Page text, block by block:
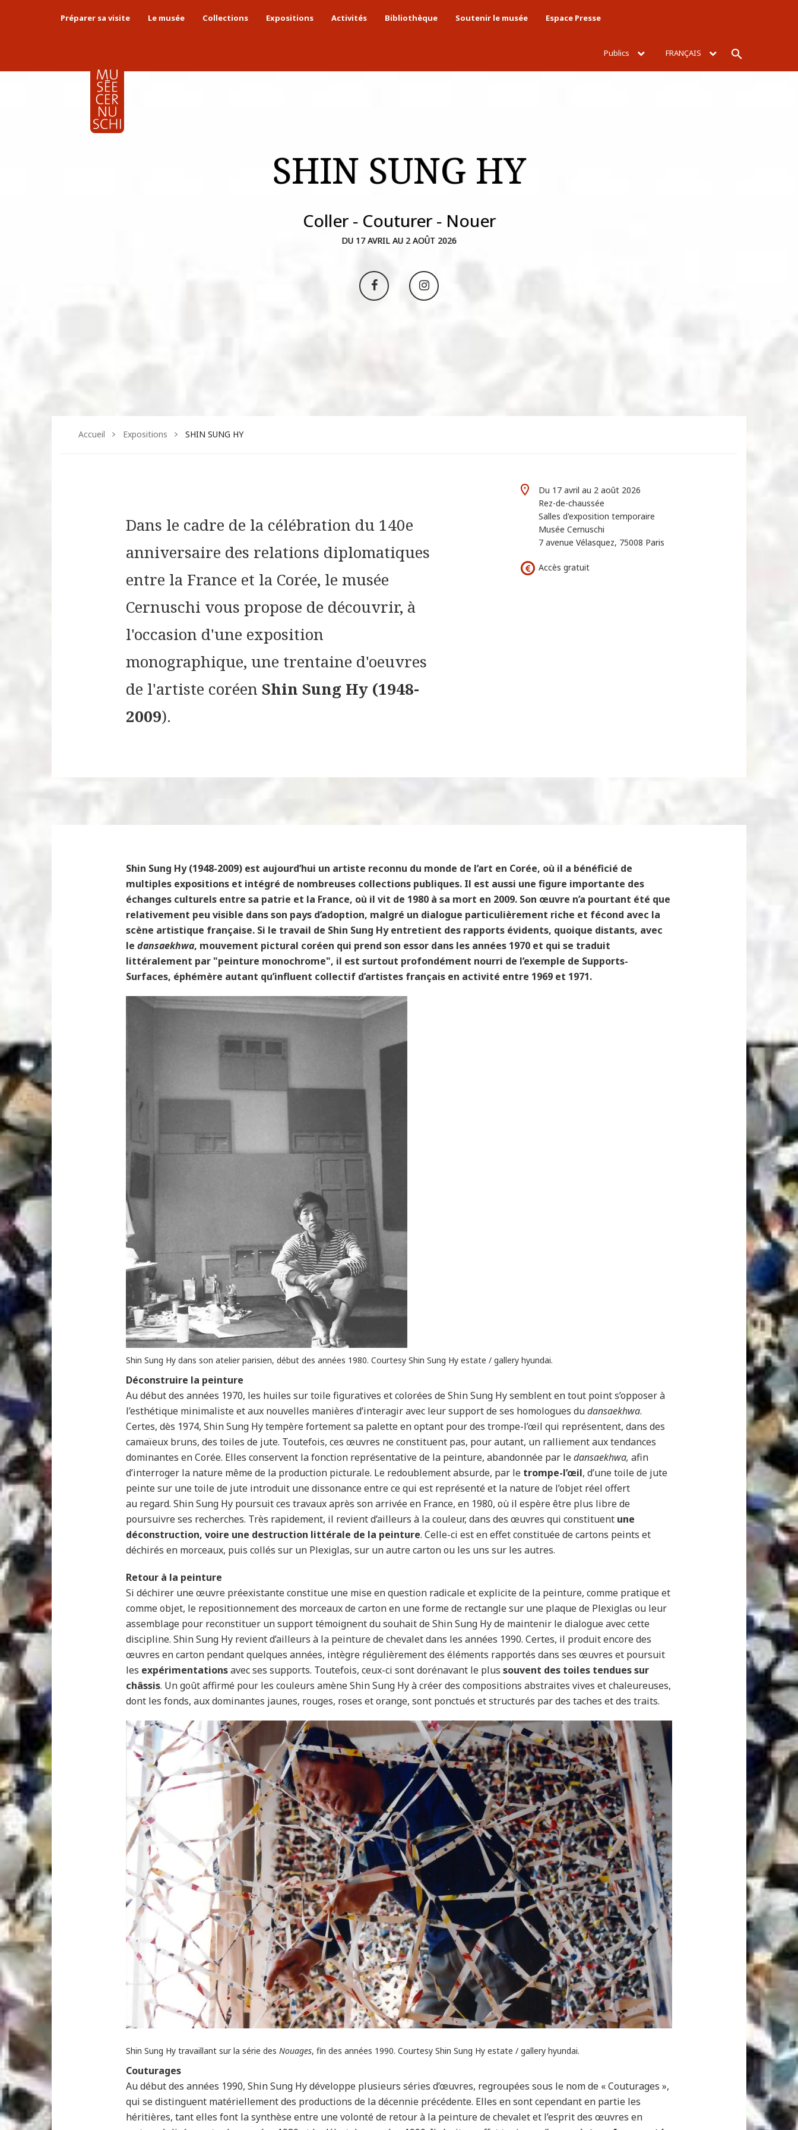
Préparer sa visite Le musée Collections Expositions Activités Bibliothèque Soutenir le musée Espace Presse
Publics FRANÇAIS Rechercher
SHIN SUNG HY
Coller - Couturer - Nouer
DU 17 AVRIL AU 2 AOÛT 2026
Aller
Aller
Accueil Expositions SHIN SUNG HY
Dans le cadre de la célébration du 140e
anniversaire des relations diplomatiques
entre la France et la Corée, le musée
Cernuschi vous propose de découvrir, à
l'occasion d'une exposition
monographique, une trentaine d'oeuvres
de l'artiste coréen Shin Sung Hy (1948-
2009).
Du 17 avril au 2 août 2026
Rez-de-chaussée
Salles d'exposition temporaire
Musée Cernuschi
7 avenue Vélasquez, 75008 Paris
Accès gratuit
Shin Sung Hy (1948-2009) est aujourd’hui un artiste reconnu du monde de l’art en Corée, où il a bénéficié de
multiples expositions et intégré de nombreuses collections publiques. Il est aussi une figure importante des
échanges culturels entre sa patrie et la France, où il vit de 1980 à sa mort en 2009. Son œuvre n’a pourtant été que
relativement peu visible dans son pays d’adoption, malgré un dialogue particulièrement riche et fécond avec la
scène artistique française. Si le travail de Shin Sung Hy entretient des rapports évidents, quoique distants, avec
le dansaekhwa, mouvement pictural coréen qui prend son essor dans les années 1970 et qui se traduit
littéralement par "peinture monochrome", il est surtout profondément nourri de l’exemple de Supports-
Surfaces, éphémère autant qu’influent collectif d’artistes français en activité entre 1969 et 1971.
artiste
Shin Sung Hy dans son atelier parisien, début des années 1980. Courtesy Shin Sung Hy estate / gallery hyundai.
Déconstruire la peinture
Au début des années 1970, les huiles sur toile figuratives et colorées de Shin Sung Hy semblent en tout point s’opposer à
l’esthétique minimaliste et aux nouvelles manières d’interagir avec leur support de ses homologues dudansaekhwa.
Certes, dès 1974, Shin Sung Hy tempère fortement sa palette en optant pour des trompe-l’œil qui représentent, dans des
camaïeux bruns, des toiles de jute. Toutefois, ces œuvres ne constituent pas, pour autant, un ralliement aux tendances
dominantes en Corée. Elles conservent la fonction représentative de la peinture, abandonnée par ledansaekhwa, afin
d’interroger la nature même de la production picturale. Le redoublement absurde, par le trompe-l’œil, d’une toile de jute
peinte sur une toile de jute introduit une dissonance entre ce qui est représenté et la nature de l’objet réel offert
au regard. Shin Sung Hy poursuit ces travaux après son arrivée en France, en 1980, où il espère être plus libre de
poursuivre ses recherches. Très rapidement, il revient d’ailleurs à la couleur, dans des œuvres qui constituent une
déconstruction, voire une destruction littérale de la peinture. Celle-ci est en effet constituée de cartons peints et
déchirés en morceaux, puis collés sur un Plexiglas, sur un autre carton ou les uns sur les autres.
Retour à la peinture
Si déchirer une œuvre préexistante constitue une mise en question radicale et explicite de la peinture, comme pratique et
comme objet, le repositionnement des morceaux de carton en une forme de rectangle sur une plaque de Plexiglas ou leur
assemblage pour reconstituer un support témoignent du souhait de Shin Sung Hy de maintenir le dialogue avec cette
discipline. Shin Sung Hy revient d’ailleurs à la peinture de chevalet dans les années 1990. Certes, il produit encore des
œuvres en carton pendant quelques années, intègre régulièrement des éléments rapportés dans ses œuvres et poursuit
les expérimentationsavec ses supports. Toutefois, ceux-ci sont dorénavant le plus souvent des toiles tendues sur
châssis. Un goût affirmé pour les couleurs amène Shin Sung Hy à créer des compositions abstraites vives et chaleureuses,
dont les fonds, aux dominantes jaunes, rouges, roses et orange, sont ponctués et structurés par des taches et des traits.
x
Shin Sung Hy travaillant sur la série des Nouages, fin des années 1990. Courtesy Shin Sung Hy estate / gallery hyundai.
Couturages
Au début des années 1990, Shin Sung Hy développe plusieurs séries d’œuvres, regroupées sous le nom de « Couturages »,
qui se distinguent matériellement des productions de la décennie précédente. Elles en sont cependant en partie les
héritières, tant elles font la synthèse entre une volonté de retour à la peinture de chevalet et l’esprit des œuvres en